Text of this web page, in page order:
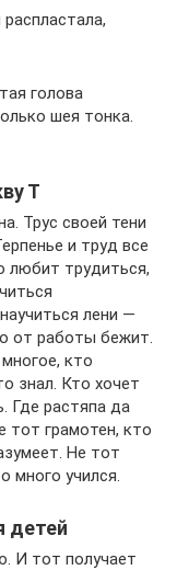
голова
шея тонка.
Т
Трус своей тени
и труд все
любит трудиться,
лени —
от работы бежит.
кто
знал. Кто хочет
Где растяпа да
тот грамотен, кто
Не тот
много учился.
детей
И тот получает